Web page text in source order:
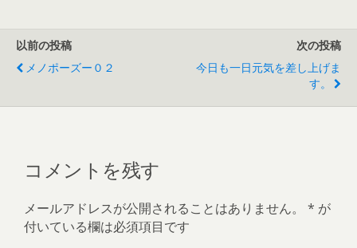
以前の投稿
メノポーズー０２
次の投稿
今日も一日元気を差し上げま
す。
コメントを残す
メールアドレスが公開されることはありません。 * が
付いている欄は必須項目です